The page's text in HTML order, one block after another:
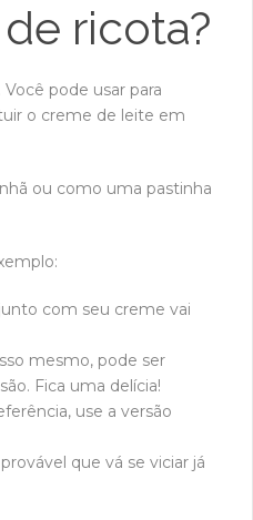
ricota?
pode usar para
o creme de leite em
ou como uma pastinha
com seu creme vai
mesmo, pode ser
Fica uma delícia!
use a versão
que vá se viciar já